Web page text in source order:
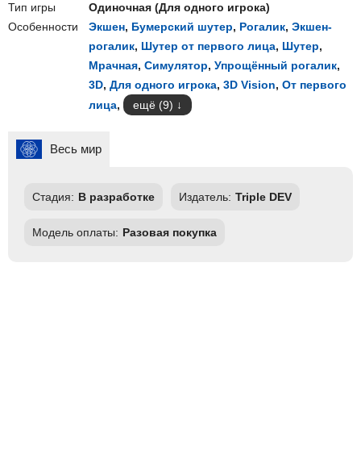
Тип игры
Одиночная (Для одного игрока)
Особенности
Экшен, Бумерский шутер, Рогалик, Экшен-
рогалик, Шутер от первого лица, Шутер,
Мрачная, Симулятор, Упрощённый рогалик,
3D, Для одного игрока, 3D Vision, От первого
лица, ещё (9)
Весь мир
Стадия: В разработке Издатель: Triple DEV
Модель оплаты: Разовая покупка